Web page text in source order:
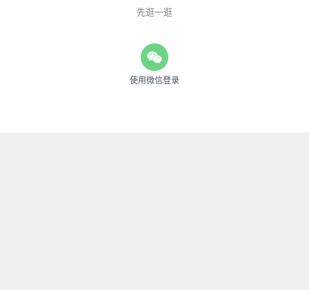
先逛一逛
使用微信登录